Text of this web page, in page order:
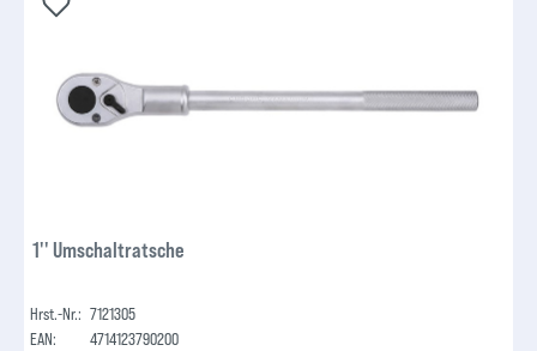
1'' Umschaltratsche
Hrst.-Nr.: 7121305
EAN:
4714123790200